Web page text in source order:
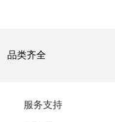
品类齐全
服务支持